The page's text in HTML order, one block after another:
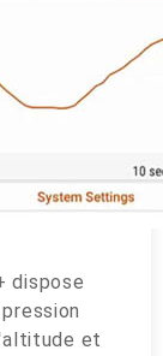
dispose
et